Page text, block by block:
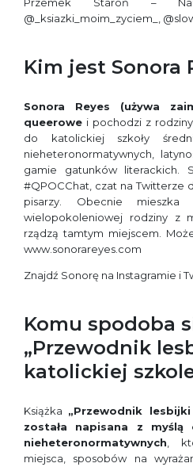
@_ksiazki_moim_zyciem_,
Kim jest Sonora
Sonora Reyes
(używa
queerowe i pochodzi z
do katolickiej szkoły
nieheteronormatywnych,
gamie gatunków literackich.
#QPOCChat, czat na Twitterze
pisarzy. Obecnie
wielopokoleniowej rodziny z
rządzą tamtym miejscem.
www.sonorareyes.com
Znajdź Sonorę na Instagramie i
Komu spodoba
„Przewodnik
katolickiej
Książka „Przewodnik
została napisana z
nieheteronormatywnych ,
miejsca, sposobów na